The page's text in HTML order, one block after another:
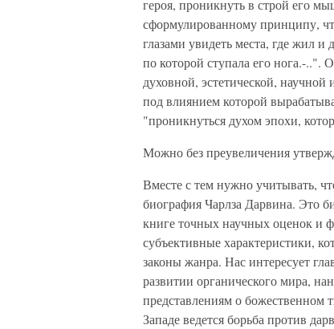
героя, проникнуть в строй его
сформулированному принципу,
глазами увидеть места, где жил и
по которой ступала его нога.-..".
духовной, эстетической,
под влиянием которой
"проникнуться духом эпохи,
Можно без преувеличения
Вместе с тем нужно учитывать,
биография Чарлза Дарвина. Это
книге точных научных оценок и
субъективные характеристики,
законы жанра. Нас интересует
развитии органического мира,
представлениям о божественном
Западе ведется борьба против